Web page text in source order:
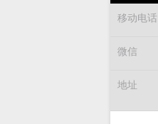
移动电话
微信
地址